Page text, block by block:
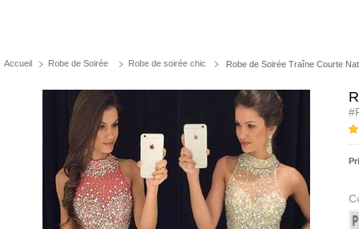
Accueil Robe de Soirée Robe de soirée chic Robe de Soirée Traîne Courte